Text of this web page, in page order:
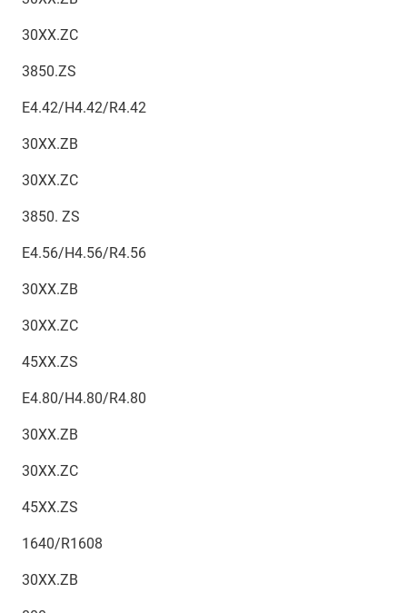
30XX.ZC
3850.ZS
E4.42/H4.42/R4.42
30XX.ZB
30XX.ZC
3850. ZS
E4.56/H4.56/R4.56
30XX.ZB
30XX.ZC
45XX.ZS
E4.80/H4.80/R4.80
30XX.ZB
30XX.ZC
45XX.ZS
1640/R1608
30XX.ZB